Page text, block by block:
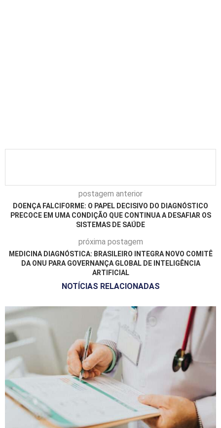
postagem anterior
DOENÇA FALCIFORME: O PAPEL DECISIVO DO DIAGNÓSTICO
PRECOCE EM UMA CONDIÇÃO QUE CONTINUA A DESAFIAR OS
SISTEMAS DE SAÚDE
próxima postagem
MEDICINA DIAGNÓSTICA: BRASILEIRO INTEGRA NOVO COMITÊ
DA ONU PARA GOVERNANÇA GLOBAL DE INTELIGÊNCIA
ARTIFICIAL
NOTÍCIAS RELACIONADAS